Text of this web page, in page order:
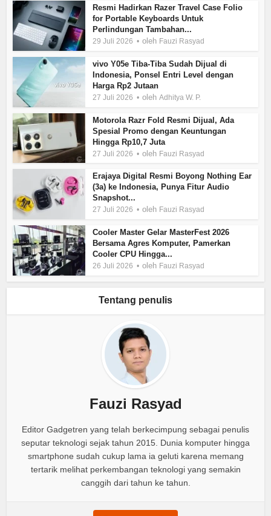
Resmi Hadirkan Razer Travel Case Folio
for Portable Keyboards Untuk
Perlindungan Tambahan...
29 Juli 2026 oleh Fauzi Rasyad
vivo Y05e Tiba-Tiba Sudah Dijual di
Indonesia, Ponsel Entri Level dengan
Harga Rp2 Jutaan
27 Juli 2026 olehAdhitya W. P.
Motorola Razr Fold Resmi Dijual, Ada
Spesial Promo dengan Keuntungan
Hingga Rp10,7 Juta
27 Juli 2026 oleh Fauzi Rasyad
Erajaya Digital Resmi Boyong Nothing Ear
(3a) ke Indonesia, Punya Fitur Audio
Snapshot...
27 Juli 2026 oleh Fauzi Rasyad
Cooler Master Gelar MasterFest 2026
Bersama Agres Komputer, Pamerkan
Cooler CPU Hingga...
26 Juli 2026 oleh Fauzi Rasyad
Tentang penulis
Fauzi Rasyad
Editor Gadgetren yang telah berkecimpung sebagai penulis
seputar teknologi sejak tahun 2015. Dunia komputer hingga
smartphone sudah cukup lama ia geluti karena memang
tertarik melihat perkembangan teknologi yang semakin
canggih dari tahun ke tahun.